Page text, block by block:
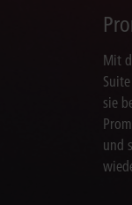
Mit
sie
und